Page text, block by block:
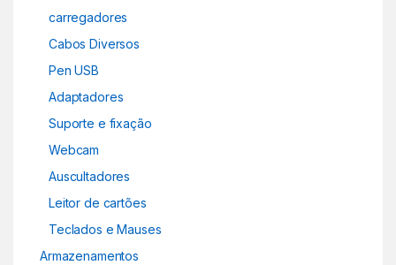
carregadores
Cabos Diversos
Pen USB
Adaptadores
Suporte e fixação
Webcam
Auscultadores
Leitor de cartões
Teclados e Mauses
Armazenamentos